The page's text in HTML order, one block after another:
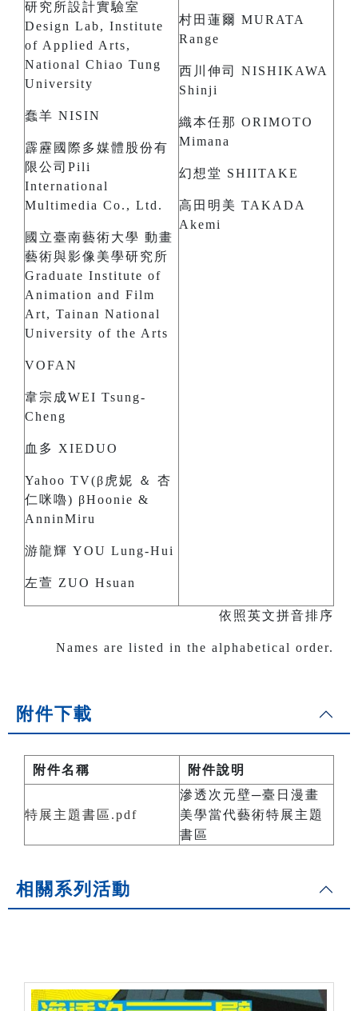
研究所設計實驗室
Design Lab, Institute
of Applied Arts,
National Chiao Tung
University
蠢羊 NISIN
霹靂國際多媒體股份有
限公司Pili
International
Multimedia Co., Ltd.
國立臺南藝術大學 動畫
藝術與影像美學研究所
Graduate Institute of
Animation and Film
Art, Tainan National
University of the Arts
VOFAN
韋宗成WEI Tsung-
Cheng
血多 XIEDUO
Yahoo TV(β虎妮 ＆ 杏
仁咪嚕) βHoonie &
AnninMiru
游龍輝 YOU Lung-Hui
左萱 ZUO Hsuan
村田蓮爾 MURATA
Range
西川伸司 NISHIKAWA
Shinji
織本任那 ORIMOTO
Mimana
幻想堂 SHIITAKE
高田明美 TAKADA
Akemi
依照英文拼音排序
Names are listed in the alphabetical order.
附件下載
附件名稱 附件說明
特展主題書區.pdf
滲透次元壁─臺日漫畫
美學當代藝術特展主題
書區
相關系列活動